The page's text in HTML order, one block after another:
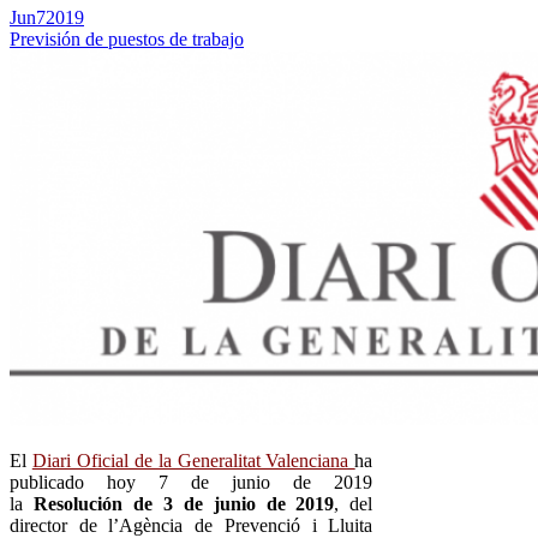
Jun72019
Previsión de puestos de trabajo
El Diari Oficial de la Generalitat Valenciana ha
publicado hoy 7 de junio de 2019
la Resolución de 3 de junio de 2019, del
director de l’Agència de Prevenció i Lluita